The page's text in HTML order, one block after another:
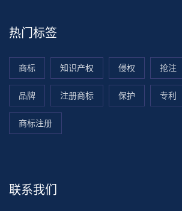
热门标签
商标 知识产权 侵权 抢注
品牌 注册商标 保护 专利
商标注册
联系我们